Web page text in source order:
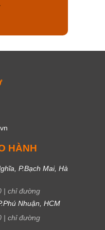
HÀNH
P.Bạch Mai, Hà
| chỉ đường
Nhuận, HCM
| chỉ đường